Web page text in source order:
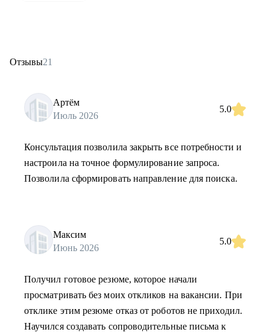
Отзывы21
Артём
Июль 2026
5.0
Консультация позволила закрыть все потребности и
настроила на точное формулирование запроса.
Позволила сформировать направление для поиска.
Максим
Июнь 2026
5.0
Получил готовое резюме, которое начали
просматривать без моих откликов на вакансии. При
отклике этим резюме отказ от роботов не приходил.
Научился создавать сопроводительные письма к